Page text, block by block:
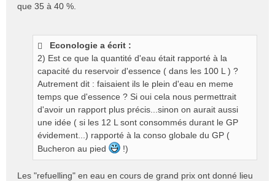
que 35 à 40 %.
Econologie a écrit :
2) Est ce que la quantité d'eau était rapporté à la
capacité du reservoir d'essence ( dans les 100 L ) ?
Autrement dit : faisaient ils le plein d'eau en meme
temps que d'essence ? Si oui cela nous permettrait
d'avoir un rapport plus précis...sinon on aurait aussi
une idée ( si les 12 L sont consommés durant le GP
évidement...) rapporté à la conso globale du GP (
Bucheron au pied
!)
Les "refuelling" en eau en cours de grand prix ont donné lieu